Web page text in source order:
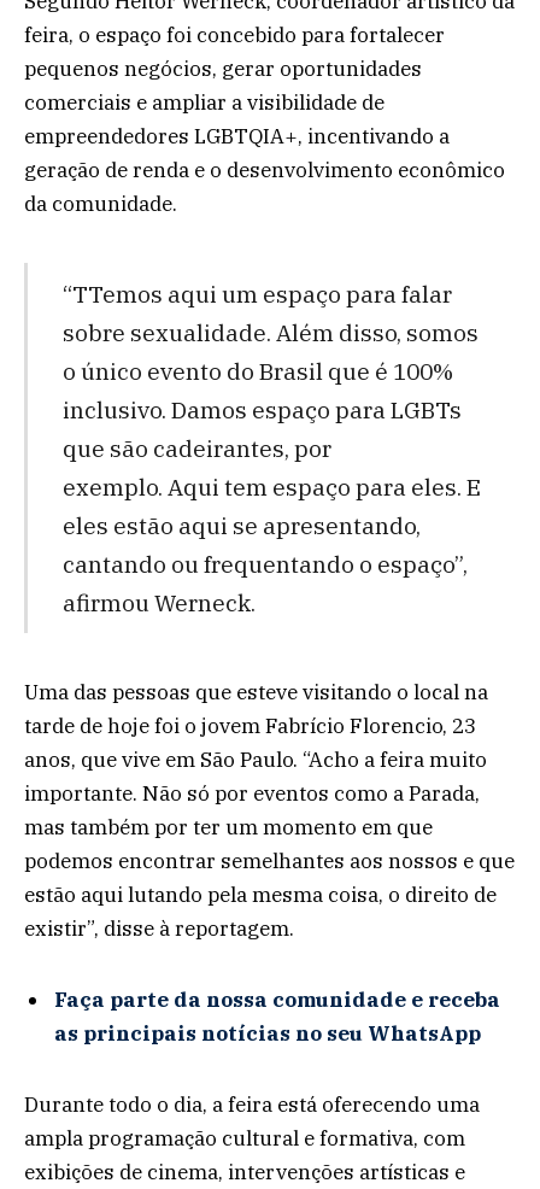
feira, o espaço foi concebido para fortalecer
pequenos negócios, gerar oportunidades
comerciais e ampliar a visibilidade de
empreendedores LGBTQIA+, incentivando a
geração de renda e o desenvolvimento econômico
da comunidade.
“TTemos aqui um espaço para falar
sobre sexualidade. Além disso, somos
o único evento do Brasil que é 100%
inclusivo. Damos espaço para LGBTs
que são cadeirantes, por
exemplo. Aqui tem espaço para eles. E
eles estão aqui se apresentando,
cantando ou frequentando o espaço”,
afirmou Werneck.
Uma das pessoas que esteve visitando o local na
tarde de hoje foi o jovem Fabrício Florencio, 23
anos, que vive em São Paulo. “Acho a feira muito
importante. Não só por eventos como a Parada,
mas também por ter um momento em que
podemos encontrar semelhantes aos nossos e que
estão aqui lutando pela mesma coisa, o direito de
existir”, disse à reportagem.
Faça parte da nossa comunidade e receba
as principais notícias no seu WhatsApp
Durante todo o dia, a feira está oferecendo uma
ampla programação cultural e formativa, com
exibições de cinema, intervenções artísticas e